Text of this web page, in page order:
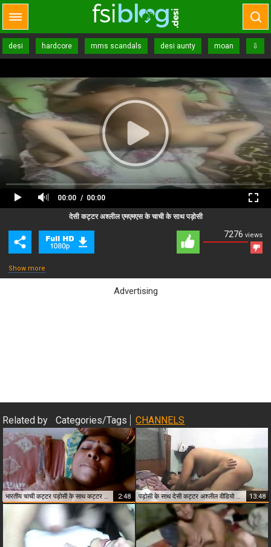
desi hardcore mms scandals desi aunty moan
⇩
00:00 00:00
Close Ad
7276 views
देसी कट्टर अश्लील एमएमएस के चाची के साथ पड़ोसी
Show more
Advertising
Related by Categories/Tags CHANNELS
भारतीय चाची कट्टर पड़ोसी के साथ कट्टर सेक्स 2:48 पड़ोसी के साथ देसी कट्टर अश्लील वीडियो बड़ी चाची 13:48